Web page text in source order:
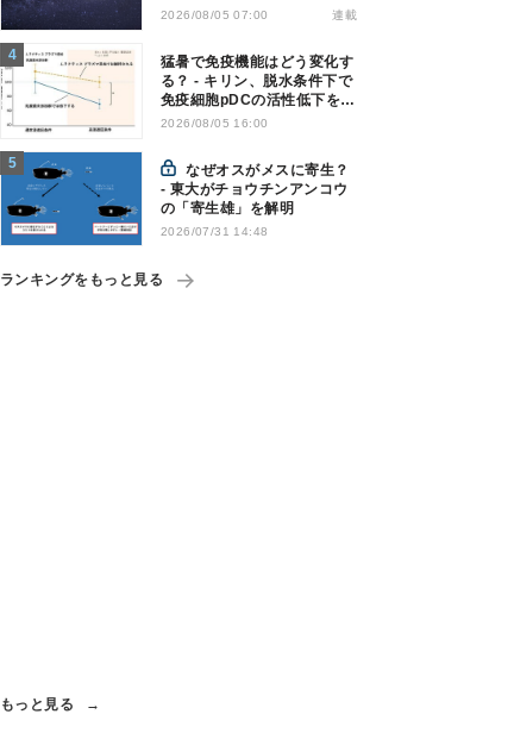
2026/08/05 07:00 連載
猛暑で免疫機能はどう変化す
る？ - キリン、脱水条件下で
免疫細胞pDCの活性低下を確
認
2026/08/05 16:00
なぜオスがメスに寄生？
- 東大がチョウチンアンコウ
の「寄生雄」を解明
2026/07/31 14:48
ランキングをもっと見る
もっと見る